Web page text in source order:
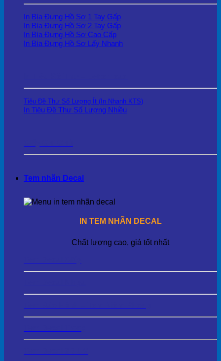
In Bìa Đựng Hồ Sơ 1 Tay Gấp
In Bìa Đựng Hồ Sơ 2 Tay Gấp
In Bìa Đựng Hồ Sơ Cao Cấp
In Bìa Đựng Hồ Sơ Lấy Nhanh
Tiêu Đề Thư Số Lượng Ít (In Nhanh KTS)
In Tiêu Đề Thư Số Lượng Nhiều
Tem nhãn Decal
IN TEM NHÃN DECAL
Chất lượng cao, giá tốt nhất